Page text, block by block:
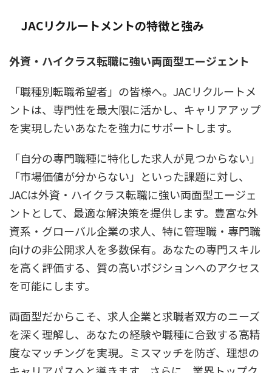
JACリクルートメントの特徴と強み
外資・ハイクラス転職に強い両面型エージェント
「職種別転職希望者」の皆様へ。JACリクルートメ
ントは、専門性を最大限に活かし、キャリアアップ
を実現したいあなたを強力にサポートします。
「自分の専門職種に特化した求人が見つからない」
「市場価値が分からない」といった課題に対し、
JACは外資・ハイクラス転職に強い両面型エージェ
ントとして、最適な解決策を提供します。豊富な外
資系・グローバル企業の求人、特に管理職・専門職
向けの非公開求人を多数保有。あなたの専門スキル
を高く評価する、質の高いポジションへのアクセス
を可能にします。
両面型だからこそ、求人企業と求職者双方のニーズ
を深く理解し、あなたの経験や職種に合致する高精
度なマッチングを実現。ミスマッチを防ぎ、理想の